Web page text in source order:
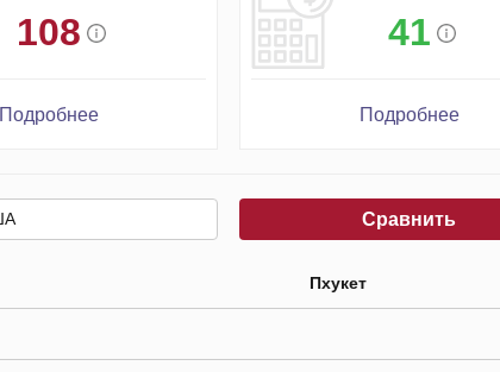
108
Подробнее
41
Подробнее
Сравнить
Пхукет